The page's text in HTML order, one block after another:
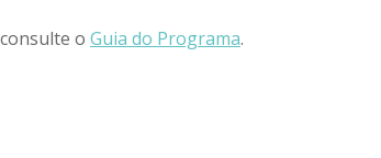
o Guia do Programa.